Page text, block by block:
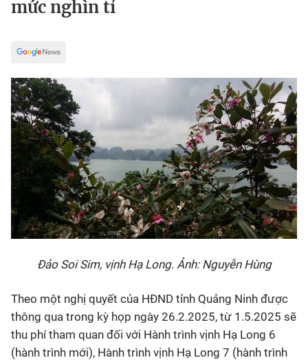
mức nghìn tỉ
Đảo Soi Sim, vịnh Hạ Long. Ảnh: Nguyễn Hùng
Theo một nghị quyết của HĐND tỉnh Quảng Ninh được
thông qua trong kỳ họp ngày 26.2.2025, từ 1.5.2025 sẽ
thu phí tham quan đối với Hành trình vịnh Hạ Long 6
(hành trình mới), Hành trình vịnh Hạ Long 7 (hành trình